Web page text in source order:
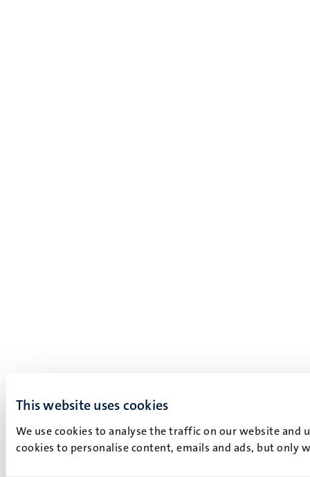
This website uses cookies
We use cookies to analyse the traffic on our website and
cookies to personalise content, emails and ads, but only